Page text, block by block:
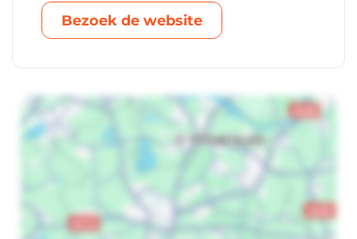
Bezoek de website